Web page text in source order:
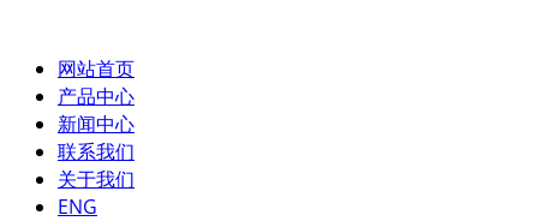
网站首页
产品中心
新闻中心
联系我们
关于我们
ENG